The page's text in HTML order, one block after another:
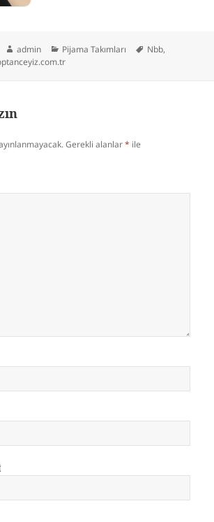
Yazar
admin Kategoriler
Pijama Takımları Etiketler
Nbb,
Gerekli alanlar* ile